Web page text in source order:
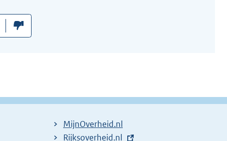
MijnOverheid.nl
E
Rijksoverheid.nl